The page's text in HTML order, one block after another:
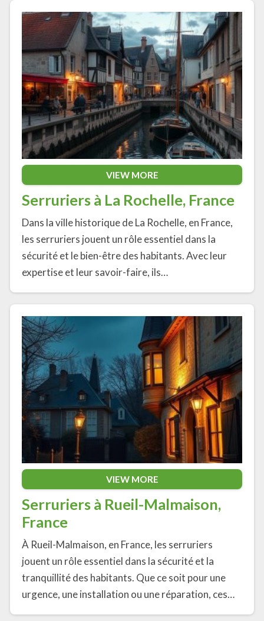
VIEW MORE
Serruriers à La Rochelle, France
Dans la ville historique de La Rochelle, en France,
les serruriers jouent un rôle essentiel dans la
sécurité et le bien-être des habitants. Avec leur
expertise et leur savoir-faire, ils…
VIEW MORE
Serruriers à Rueil-Malmaison,
France
À Rueil-Malmaison, en France, les serruriers
jouent un rôle essentiel dans la sécurité et la
tranquillité des habitants. Que ce soit pour une
urgence, une installation ou une réparation, ces…